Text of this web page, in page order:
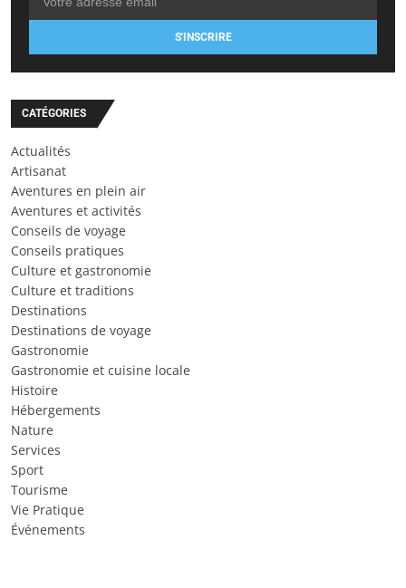
S'INSCRIRE
CATÉGORIES
Actualités
Artisanat
Aventures en plein air
Aventures et activités
Conseils de voyage
Conseils pratiques
Culture et gastronomie
Culture et traditions
Destinations
Destinations de voyage
Gastronomie
Gastronomie et cuisine locale
Histoire
Hébergements
Nature
Services
Sport
Tourisme
Vie Pratique
Événements